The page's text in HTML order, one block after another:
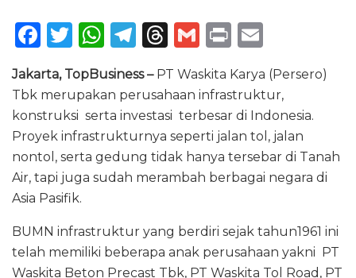
F
c
e
b
o
o
k
T
w
it
te
r
W
h
a
ts
A
p
p
T
e
g
ra
m
T
re
a
d
s
G
m
ai
l
P
n
t
m
ai
l
Jakarta, TopBusiness –PT Waskita Karya (Persero)
Tbk merupakan perusahaan infrastruktur,
konstruksi serta investasi terbesar di Indonesia.
Proyek infrastrukturnya seperti jalan tol, jalan
nontol, serta gedung tidak hanya tersebar di Tanah
Air, tapi juga sudah merambah berbagai negara di
Asia Pasifik.
BUMN infrastruktur yang berdiri sejak tahun1961 ini
telah memiliki beberapa anak perusahaan yakni PT
Waskita Beton Precast Tbk, PT Waskita Tol Road, PT